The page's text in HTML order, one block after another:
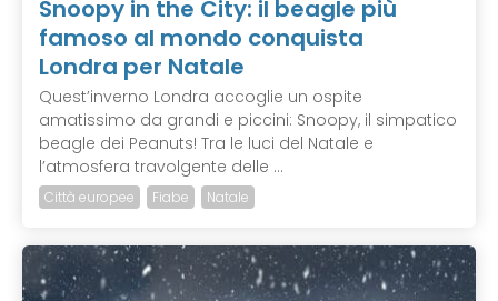
Snoopy in the City: il beagle più
famoso al mondo conquista
Londra per Natale
Quest’inverno Londra accoglie un ospite
amatissimo da grandi e piccini: Snoopy, il simpatico
beagle dei Peanuts! Tra le luci del Natale e
l’atmosfera travolgente delle ...
Città europee Fiabe Natale